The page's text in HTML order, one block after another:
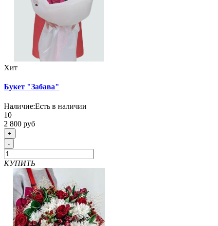
Хит
Букет "Забава"
Наличие:Есть в наличии
10
2 800 руб
+
-
КУПИТЬ